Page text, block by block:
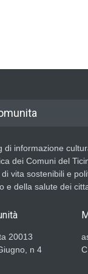
di informazione
dei Comuni del
di vita sostenibili e
e della salute dei
20013
n 4